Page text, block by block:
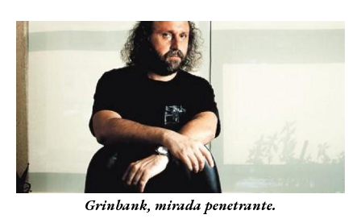
Grinbank, mirada penetrante.